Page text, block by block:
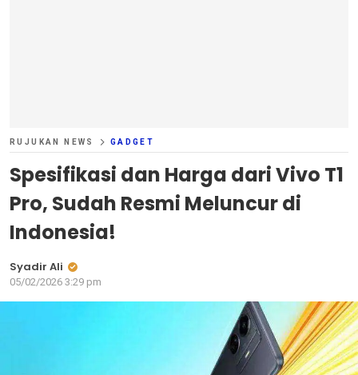
RUJUKAN NEWS GADGET
Spesifikasi dan Harga dari Vivo T1
Pro, Sudah Resmi Meluncur di
Indonesia!
Syadir Ali
05/02/2026 3:29 pm